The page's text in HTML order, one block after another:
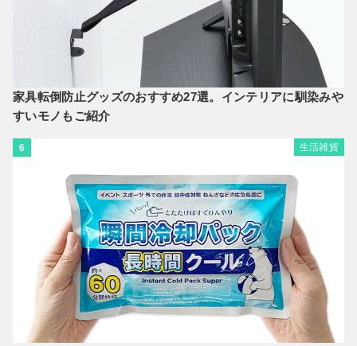
家具転倒防止グッズのおすすめ27選。インテリアに馴染みや
すいモノもご紹介
6 生活雑貨